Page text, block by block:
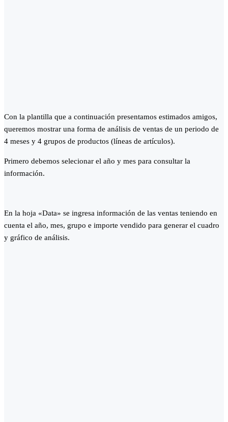
Con la plantilla que a continuación presentamos estimados amigos,
queremos mostrar una forma de análisis de ventas de un periodo de
4 meses y 4 grupos de productos (líneas de artículos).
Primero debemos selecionar el año y mes para consultar la
información.
En la hoja «Data» se ingresa información de las ventas teniendo en
cuenta el año, mes, grupo e importe vendido para generar el cuadro
y gráfico de análisis.